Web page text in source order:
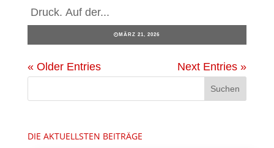
Druck. Auf der...
MÄRZ 21, 2026
« Older Entries Next Entries »
DIE AKTUELLSTEN BEITRÄGE